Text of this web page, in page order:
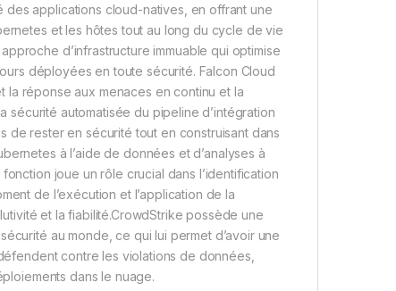
applications cloud-natives, en offrant une
et les hôtes tout au long du cycle de vie
d’infrastructure immuable qui optimise
déployées en toute sécurité. Falcon Cloud
réponse aux menaces en continu et la
sécurité automatisée du pipeline d’intégration
de rester en sécurité tout en construisant dans
à l’aide de données et d’analyses à
joue un rôle crucial dans l’identification
de l’exécution et l’application de la
et la fiabilité.CrowdStrike possède une
au monde, ce qui lui permet d’avoir une
contre les violations de données,
dans le nuage.